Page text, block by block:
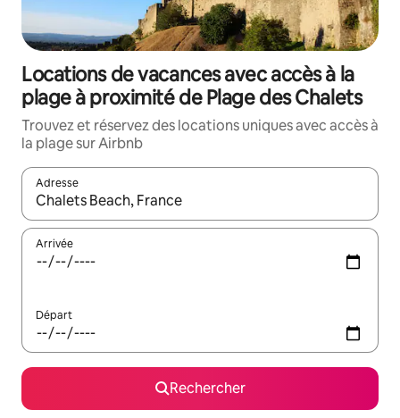
Locations de vacances avec accès à la
plage à proximité de Plage des Chalets
Trouvez et réservez des locations uniques avec accès à
la plage sur Airbnb
Adresse
Lorsque les résultats s'affichent, utilisez les flèches vers le
Arrivée
Départ
Rechercher